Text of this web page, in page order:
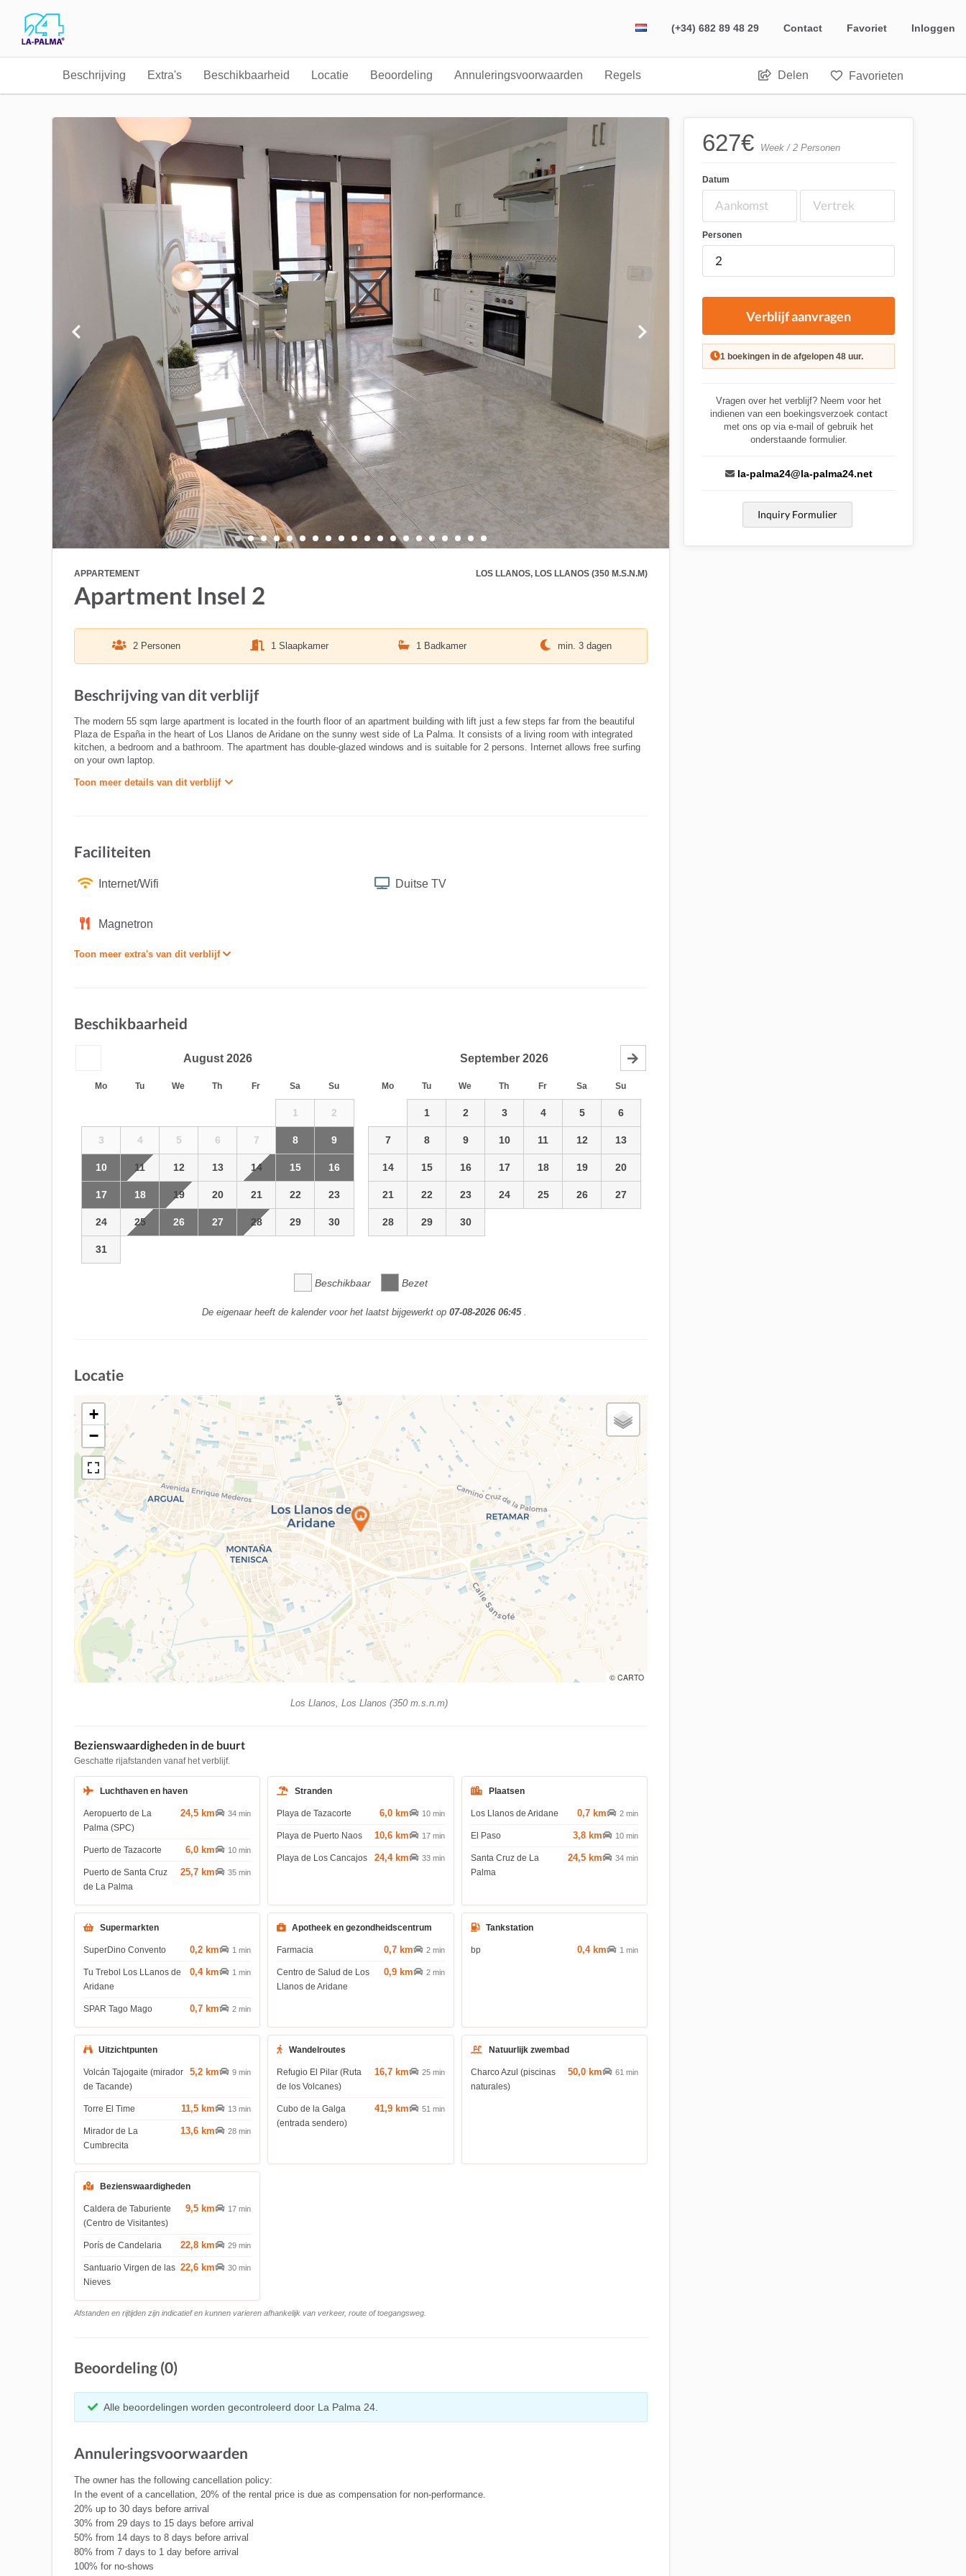
(+34) 682 89 48 29 Contact Favoriet Inloggen
Beschrijving Extra's Beschikbaarheid Locatie Beoordeling Annuleringsvoorwaarden Regels Delen Favorieten
APPARTEMENT LOS LLANOS, LOS LLANOS (350 M.S.N.M)
Apartment Insel 2
2 Personen 1 Slaapkamer 1 Badkamer min. 3 dagen
Beschrijving van dit verblijf
The modern 55 sqm large apartment is located in the fourth floor of an apartment building with lift just a few steps far from the beautiful
Plaza de España in the heart of Los Llanos de Aridane on the sunny west side of La Palma. It consists of a living room with integrated
kitchen, a bedroom and a bathroom. The apartment has double-glazed windows and is suitable for 2 persons. Internet allows free surfing
on your own laptop.
Toon meer details van dit verblijf
Faciliteiten
Internet/Wifi Duitse TV
Magnetron
Toon meer extra's van dit verblijf
Beschikbaarheid
August 2026
Mo Tu We Th Fr Sa Su
1 2
3 4 5 6 7 8 9
10 11 12 13 14 15 16
17 18 19 20 21 22 23
24 25 26 27 28 29 30
31
September 2026
Mo Tu We Th Fr Sa Su
1 2 3 4 5 6
7 8 9 10 11 12 13
14 15 16 17 18 19 20
21 22 23 24 25 26 27
28 29 30
Beschikbaar Bezet
De eigenaar heeft de kalender voor het laatst bijgewerkt op 07-08-2026 06:45 .
Locatie
+
−
© CARTO
Los Llanos, Los Llanos (350 m.s.n.m)
Bezienswaardigheden in de buurt
Geschatte rijafstanden vanaf het verblijf.
Luchthaven en haven
Aeropuerto de La
Palma (SPC)
24,5 km 34 min
Puerto de Tazacorte 6,0 km 10 min
Puerto de Santa Cruz
de La Palma
25,7 km 35 min
Stranden
Playa de Tazacorte 6,0 km 10 min
Playa de Puerto Naos 10,6 km 17 min
Playa de Los Cancajos 24,4 km 33 min
Plaatsen
Los Llanos de Aridane 0,7 km 2 min
El Paso 3,8 km 10 min
Santa Cruz de La
Palma
24,5 km 34 min
Supermarkten
SuperDino Convento 0,2 km 1 min
Tu Trebol Los LLanos de
Aridane
0,4 km 1 min
SPAR Tago Mago 0,7 km 2 min
Apotheek en gezondheidscentrum
Farmacia 0,7 km 2 min
Centro de Salud de Los
Llanos de Aridane
0,9 km 2 min
Tankstation
bp 0,4 km 1 min
Uitzichtpunten
Volcán Tajogaite (mirador
de Tacande)
5,2 km 9 min
Torre El Time 11,5 km 13 min
Mirador de La
Cumbrecita
13,6 km 28 min
Wandelroutes
Refugio El Pilar (Ruta
de los Volcanes)
16,7 km 25 min
Cubo de la Galga
(entrada sendero)
41,9 km 51 min
Natuurlijk zwembad
Charco Azul (piscinas
naturales)
50,0 km 61 min
Bezienswaardigheden
Caldera de Taburiente
(Centro de Visitantes)
9,5 km 17 min
Porís de Candelaria 22,8 km 29 min
Santuario Virgen de las
Nieves
22,6 km 30 min
Afstanden en rijtijden zijn indicatief en kunnen varieren afhankelijk van verkeer, route of toegangsweg.
Beoordeling (0)
Alle beoordelingen worden gecontroleerd door La Palma 24.
Annuleringsvoorwaarden
The owner has the following cancellation policy:
In the event of a cancellation, 20% of the rental price is due as compensation for non-performance.
20% up to 30 days before arrival
30% from 29 days to 15 days before arrival
50% from 14 days to 8 days before arrival
80% from 7 days to 1 day before arrival
100% for no-shows
627€ Week / 2 Personen
Datum
Personen
Verblijf aanvragen
1 boekingen in de afgelopen 48 uur.
Vragen over het verblijf? Neem voor het
indienen van een boekingsverzoek contact
met ons op via e-mail of gebruik het
onderstaande formulier.
la-palma24@la-palma24.net
Inquiry Formulier